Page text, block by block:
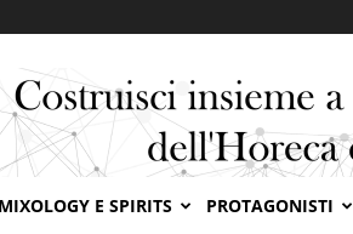
MIXOLOGY E SPIRITS PROTAGONISTI